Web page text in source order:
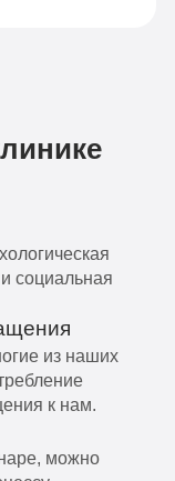
социальная
из наших
к нам.
можно